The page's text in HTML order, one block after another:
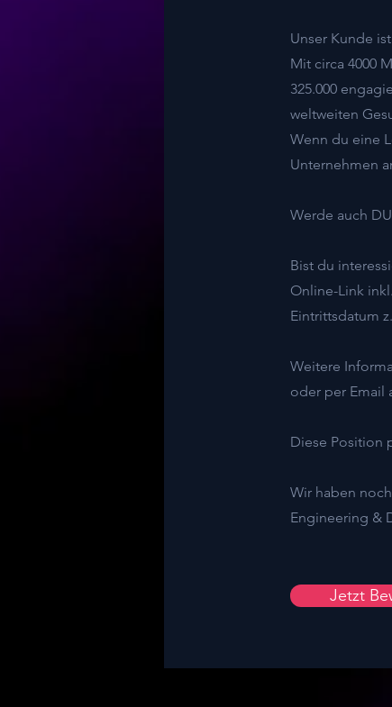
Unser Kunde
Mit circa 4000
325.000
weltweiten
Wenn du eine
Unternehmen
Werde auch
Bist du
Online-Link
Eintrittsdatum
Weitere
oder per Email
Diese Position
Wir haben
Engineering &
Jetzt